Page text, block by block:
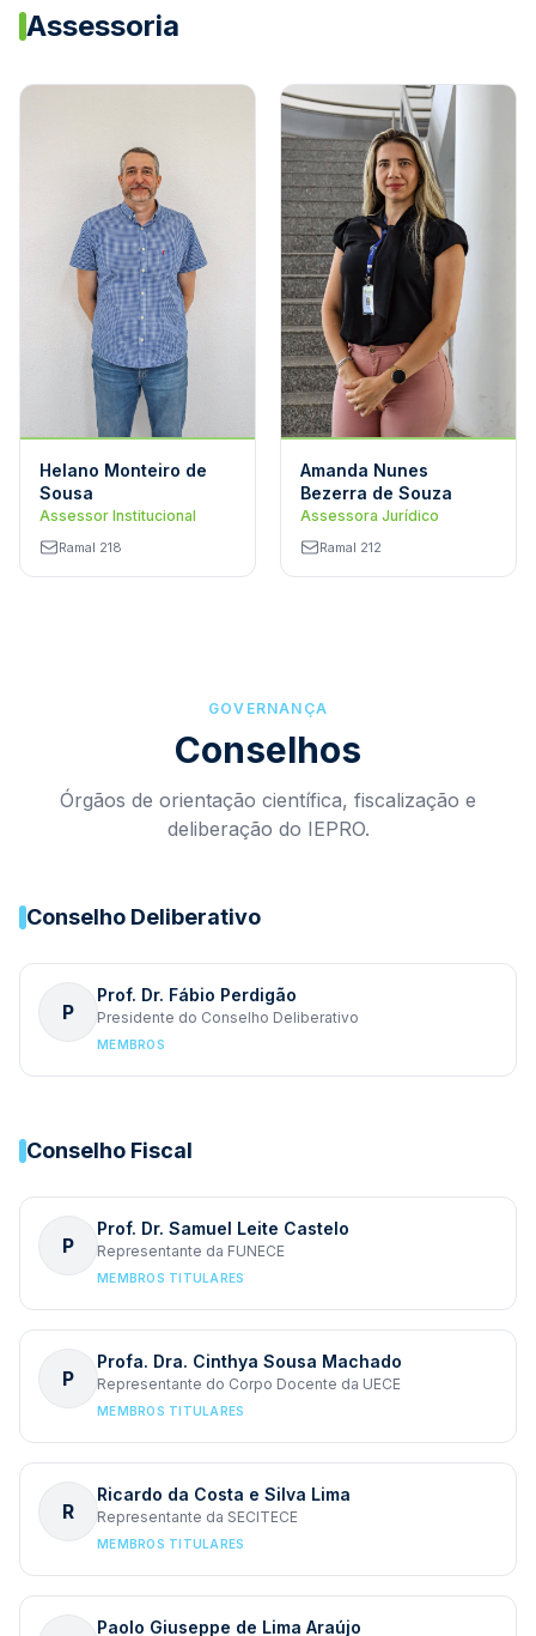
Assessoria
Helano Monteiro de
Sousa
Assessor Institucional
Ramal 218
Amanda Nunes
Bezerra de Souza
Assessora Jurídico
Ramal 212
GOVERNANÇA
Conselhos
Órgãos de orientação científica, fiscalização e
deliberação do IEPRO.
Conselho Deliberativo
P
Prof. Dr. Fábio Perdigão
Presidente do Conselho Deliberativo
MEMBROS
Conselho Fiscal
P
Prof. Dr. Samuel Leite Castelo
Representante da FUNECE
MEMBROS TITULARES
P
Profa. Dra. Cinthya Sousa Machado
Representante do Corpo Docente da UECE
MEMBROS TITULARES
R
Ricardo da Costa e Silva Lima
Representante da SECITECE
MEMBROS TITULARES
Paolo Giuseppe de Lima Araújo